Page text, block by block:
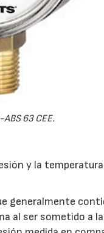
63 CEE.
y la
generalmente
al ser sometido a